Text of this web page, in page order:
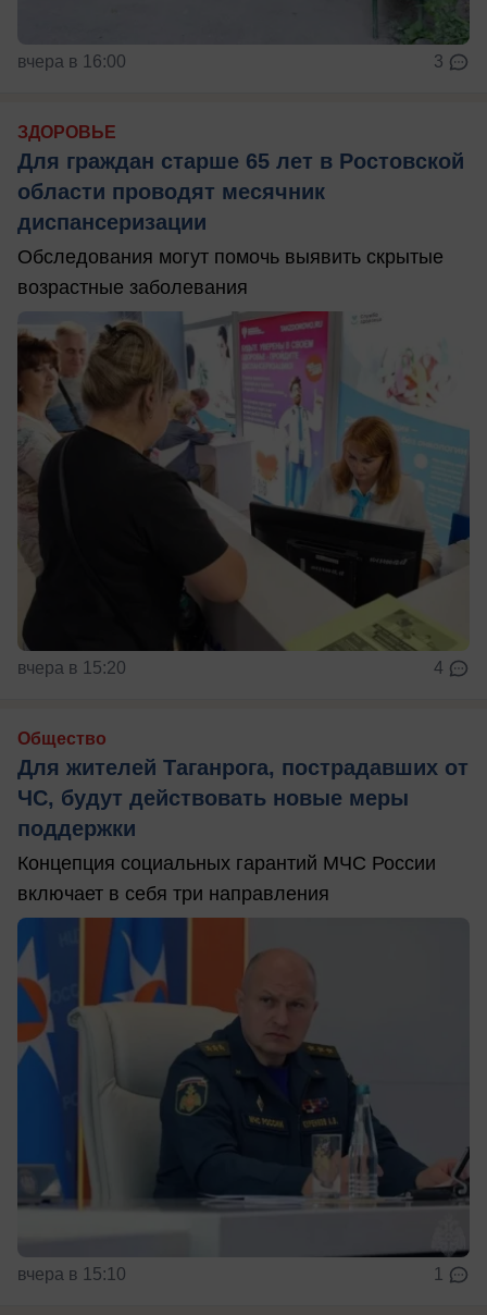
вчера в 16:00 3
ЗДОРОВЬЕ
Для граждан старше 65 лет в Ростовской
области проводят месячник
диспансеризации
Обследования могут помочь выявить скрытые
возрастные заболевания
вчера в 15:20 4
Общество
Для жителей Таганрога, пострадавших от
ЧС, будут действовать новые меры
поддержки
Концепция социальных гарантий МЧС России
включает в себя три направления
вчера в 15:10 1